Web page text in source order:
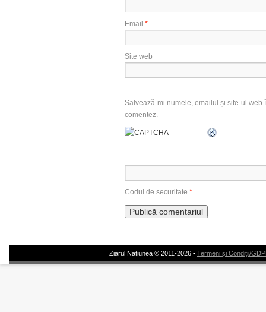
Email *
Site web
Salvează-mi numele, emailul și site-ul
comentez.
Codul de securitate *
Ziarul Naţiunea ® 2011-2026 • Termeni şi Condiţii/